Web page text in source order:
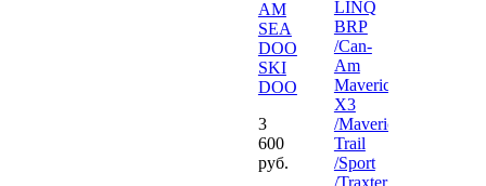
AM
SEA
DOO
SKI
DOO
3
600
руб.
LINQ
BRP
/Can-
Am
Maverick
X3
/Maverick
Trail
/Sport
/Traxter